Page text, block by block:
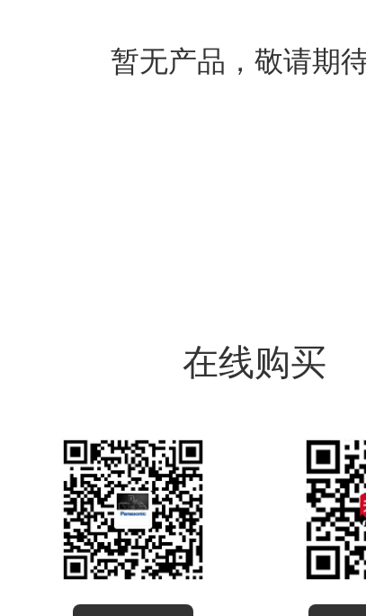
暂无产品，敬请期
在线购买